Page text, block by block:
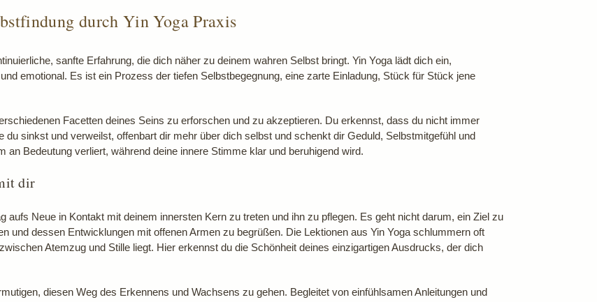
durch Yin Yoga Praxis
sanfte Erfahrung, die dich näher zu deinem wahren Selbst bringt. Yin Yoga lädt dich ein,
emotional. Es ist ein Prozess der tiefen Selbstbegegnung, eine zarte Einladung, Stück für Stück jene
Facetten deines Seins zu erforschen und zu akzeptieren. Du erkennst, dass du nicht immer
sinkst und verweilst, offenbart dir mehr über dich selbst und schenkt dir Geduld, Selbstmitgefühl und
Bedeutung verliert, während deine innere Stimme klar und beruhigend wird.
dir
aufs Neue in Kontakt mit deinem innersten Kern zu treten und ihn zu pflegen. Es geht nicht darum, ein Ziel zu
und dessen Entwicklungen mit offenen Armen zu begrüßen. Die Lektionen aus Yin Yoga schlummern oft
Atemzug und Stille liegt. Hier erkennst du die Schönheit deines einzigartigen Ausdrucks, der dich
diesen Weg des Erkennens und Wachsens zu gehen. Begleitet von einfühlsamen Anleitungen und